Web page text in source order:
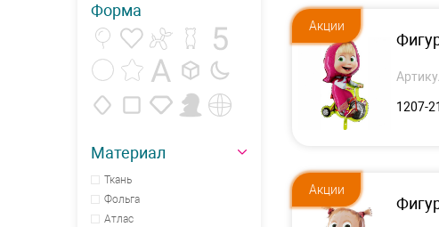
Форма
Материал
Ткань
Фольга
Атлас
1207-
Акции
Акции